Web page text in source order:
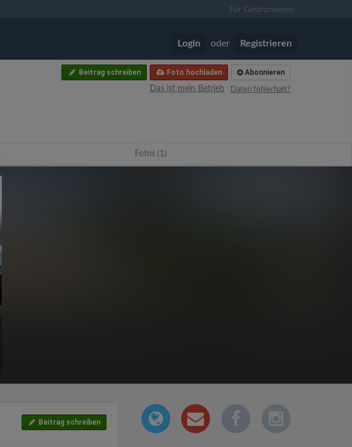
Für Gastronomen
Login oder Registrieren
Abonnieren
Foto hochladen
Beitrag schreiben
Daten fehlerhaft?
Das ist mein Betrieb
Fotos (1)
Beitrag schreiben